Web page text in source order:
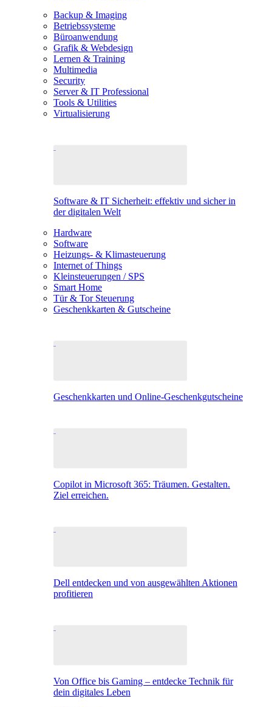
Backup & Imaging
Betriebssysteme
Büroanwendung
Grafik & Webdesign
Lernen & Training
Multimedia
Security
Server & IT Professional
Tools & Utilities
Virtualisierung
Software & IT Sicherheit: effektiv und sicher in
der digitalen Welt
Hardware
Software
Heizungs- & Klimasteuerung
Internet of Things
Kleinsteuerungen / SPS
Smart Home
Tür & Tor Steuerung
Geschenkkarten & Gutscheine
Geschenkkarten und Online-Geschenkgutscheine
Copilot in Microsoft 365: Träumen. Gestalten.
Ziel erreichen.
Dell entdecken und von ausgewählten Aktionen
profitieren
Von Office bis Gaming – entdecke Technik für
dein digitales Leben